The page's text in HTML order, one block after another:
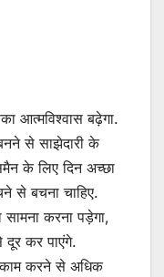
आत्मविश्वास बढ़ेगा.
बनने से साझेदारी के
के लिए दिन अच्छा
से बचना चाहिए.
करना पड़ेगा,
दूर कर पाएंगे.
काम करने से अधिक